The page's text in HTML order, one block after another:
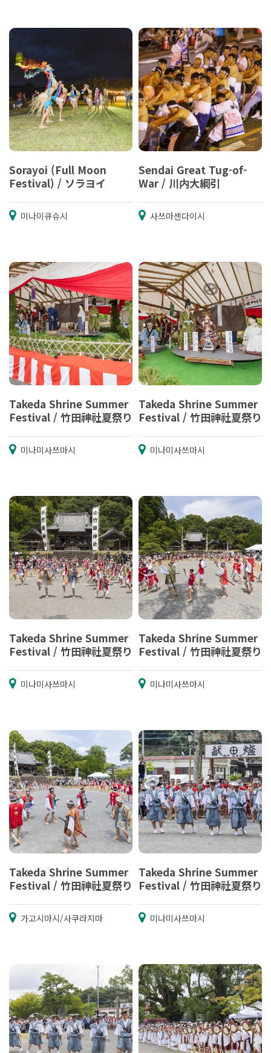
Sorayoi (Full Moon
Festival) / ソラヨイ
미나미큐슈시
Sendai Great Tug-of-
War / 川内大綱引
사쓰마센다이시
Takeda Shrine Summer
Festival / 竹田神社夏祭り
미나미사쓰마시
Takeda Shrine Summer
Festival / 竹田神社夏祭り
미나미사쓰마시
Takeda Shrine Summer
Festival / 竹田神社夏祭り
미나미사쓰마시
Takeda Shrine Summer
Festival / 竹田神社夏祭り
미나미사쓰마시
Takeda Shrine Summer
Festival / 竹田神社夏祭り
가고시마시/사쿠라지마
Takeda Shrine Summer
Festival / 竹田神社夏祭り
미나미사쓰마시